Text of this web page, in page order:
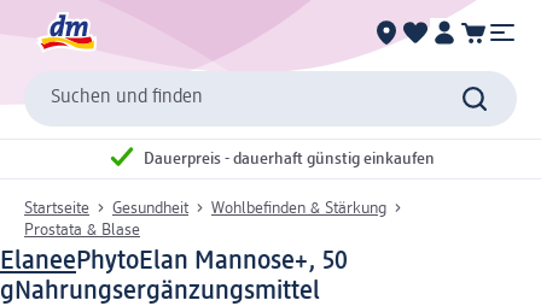
Suchen und finden
Dauerpreis - dauerhaft günstig einkaufen
Startseite Gesundheit
Wohlbefinden & Stärkung
Prostata & Blase
ElaneePhytoElan Mannose+, 50
gNahrungsergänzungsmittel